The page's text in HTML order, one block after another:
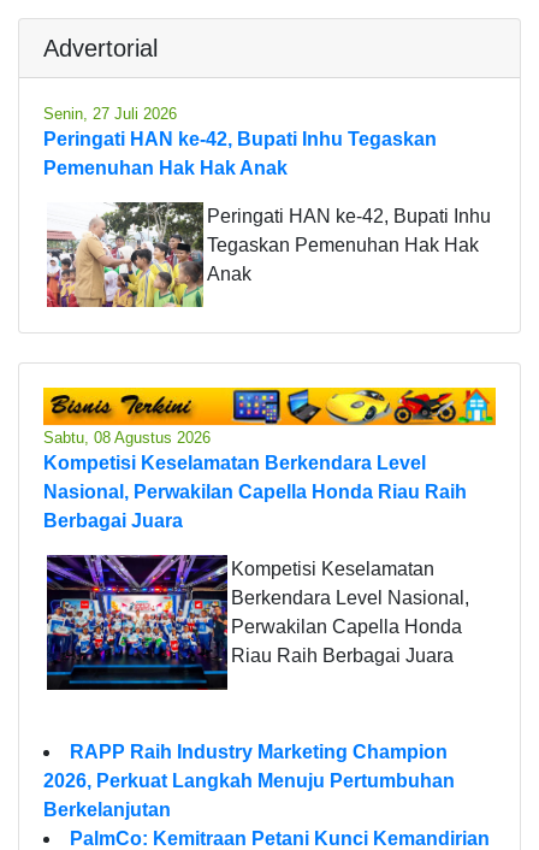
Advertorial
Senin, 27 Juli 2026
Peringati HAN ke-42, Bupati Inhu Tegaskan
Pemenuhan Hak Hak Anak
Peringati HAN ke-42, Bupati Inhu
Tegaskan Pemenuhan Hak Hak
Anak
Sabtu, 08 Agustus 2026
Kompetisi Keselamatan Berkendara Level
Nasional, Perwakilan Capella Honda Riau Raih
Berbagai Juara
Kompetisi Keselamatan
Berkendara Level Nasional,
Perwakilan Capella Honda
Riau Raih Berbagai Juara
RAPP Raih Industry Marketing Champion
2026, Perkuat Langkah Menuju Pertumbuhan
Berkelanjutan
PalmCo: Kemitraan Petani Kunci Kemandirian